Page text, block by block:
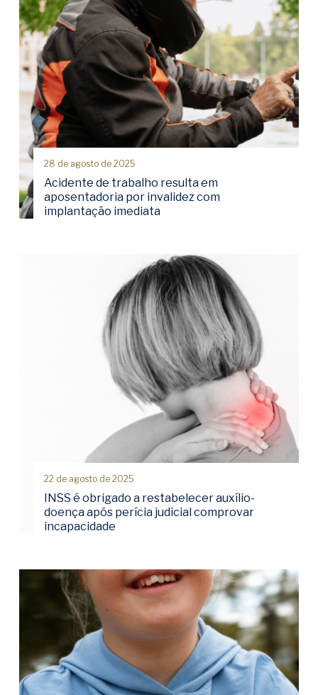
28 de agosto de 2025
Acidente de trabalho resulta em
aposentadoria por invalidez com
implantação imediata
22 de agosto de 2025
INSS é obrigado a restabelecer auxílio-
doença após perícia judicial comprovar
incapacidade